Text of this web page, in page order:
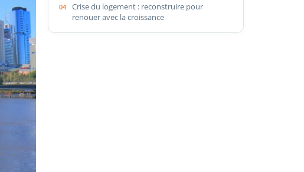
Crise du logement : reconstruire pour
renouer avec la croissance